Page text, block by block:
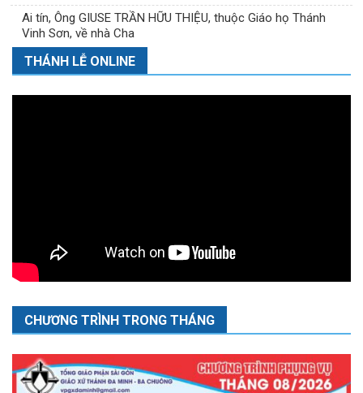
Ai tín, Ông GIUSE TRẦN HỮU THIỆU, thuộc Giáo họ Thánh
Vinh Sơn, về nhà Cha
THÁNH LỄ ONLINE
CHƯƠNG TRÌNH TRONG THÁNG